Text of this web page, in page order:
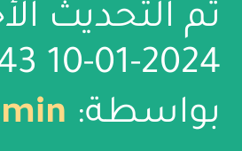
تم التحديث
2024-01-10 21:06:43
بواسطة: